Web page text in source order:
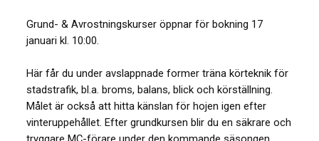
Grund- & Avrostningskurser öppnar för bokning 17
januari kl. 10:00.
Här får du under avslappnade former träna körteknik för
stadstrafik, bl.a. broms, balans, blick och körställning.
Målet är också att hitta känslan för hojen igen efter
vinteruppehållet. Efter grundkursen blir du en säkrare och